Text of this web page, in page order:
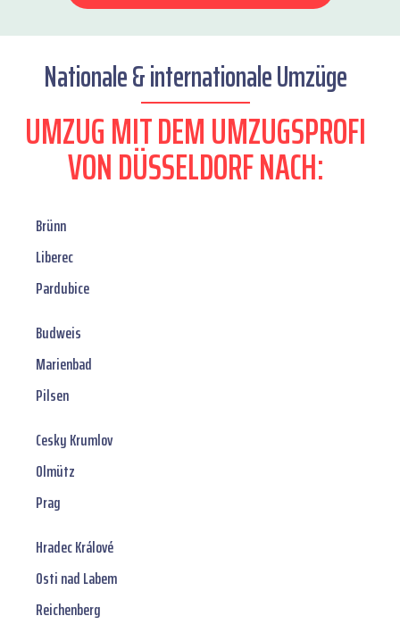
Nationale & internationale Umzüge
UMZUG MIT DEM UMZUGSPROFI
VON DÜSSELDORF NACH:
Brünn
Liberec
Pardubice
Budweis
Marienbad
Pilsen
Cesky Krumlov
Olmütz
Prag
Hradec Králové
Osti nad Labem
Reichenberg